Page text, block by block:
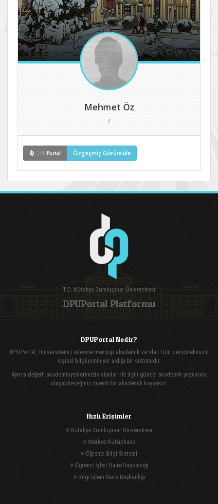
Mehmet Öz
/
Özgeçmiş Görüntüle
T.C. Kütahya Dumlupınar Üniversitesi
DPUPortal Platformu
DPUPortal Nedir?
DPUPortal, Üniversitemiz ailesine mensup akademik ve idari tüm personelimizin
kişisel bilgilerinin yer aldığı bir sistemidir.
Ayrıca değerli akademisyenlerimizin alanları ile ilgili güncel akademik yazılarına
ulaşabileceğiniz önemli bir akademik kaynaktır.
Hızlı Erişimler
Kütahya Dumlupınar Üniversitesi
Merkez Kütüphane
Öğrenci Bilgi Sistemi
Öğrenci İşleri Daire Başkanlığı
Bilgi İşlem Daire Başkanlığı